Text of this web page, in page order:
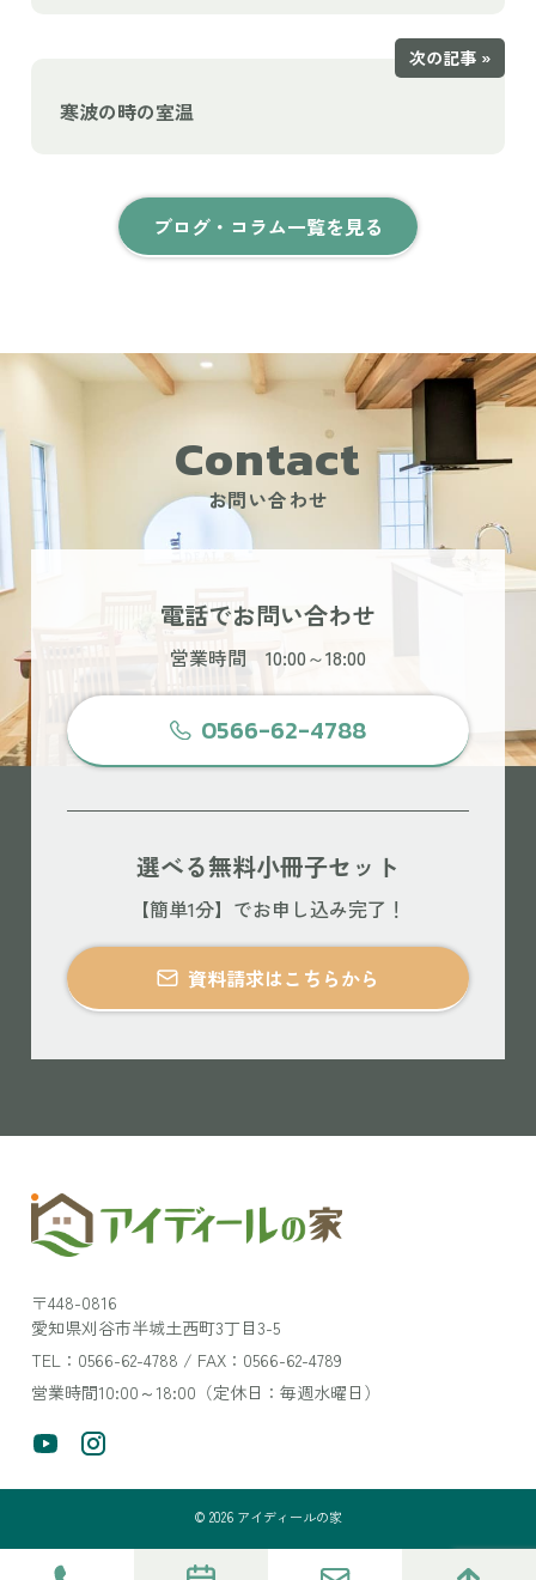
次の記事 »
寒波の時の室温
ブログ・コラム一覧を見る
Contact
お問い合わせ
電話でお問い合わせ
営業時間 10:00～18:00
0566-62-4788
選べる無料小冊子セット
【簡単1分】でお申し込み完了！
資料請求はこちらから
〒448-0816
愛知県刈谷市半城土西町3丁目3-5
TEL：0566-62-4788 / FAX：0566-62-4789
営業時間10:00～18:00（定休日：毎週水曜日）
© 2026 アイディールの家